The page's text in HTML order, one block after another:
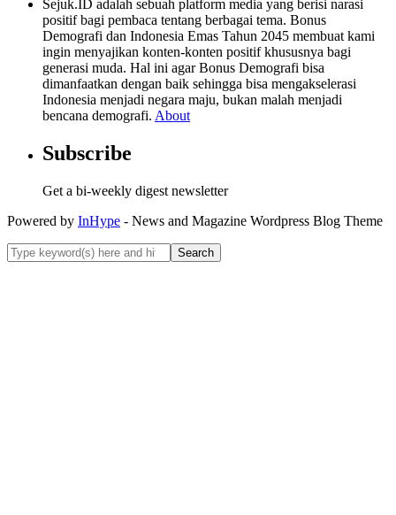
Sejuk.ID adalah sebuah platform media yang berisi narasi
positif bagi pembaca tentang berbagai tema. Bonus
Demografi dan Indonesia Emas Tahun 2045 membuat kami
ingin menyajikan konten-konten positif khususnya bagi
generasi muda. Hal ini agar Bonus Demografi bisa
dimanfaatkan dengan baik sehingga bisa mengakselerasi
Indonesia menjadi negara maju, bukan malah menjadi
bencana demografi. About
Subscribe
Get a bi-weekly digest newsletter
Powered by InHype - News and Magazine Wordpress Blog Theme